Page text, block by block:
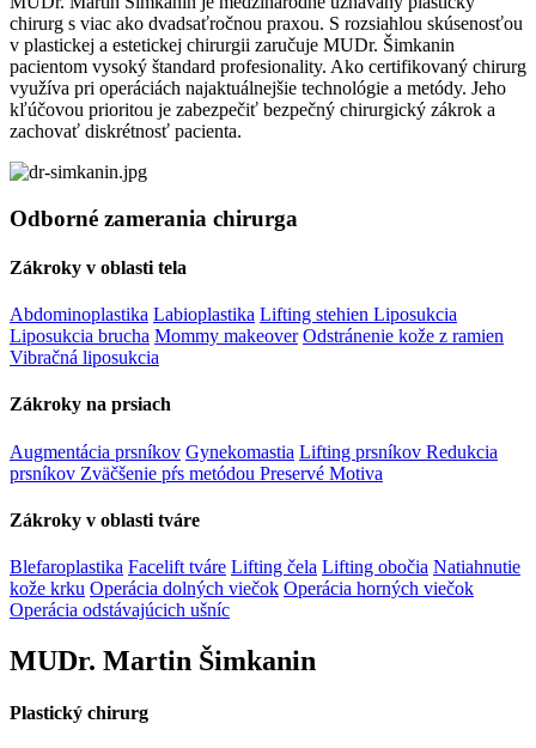
chirurg s viac ako dvadsaťročnou praxou. S rozsiahlou skúsenosťou
v plastickej a estetickej chirurgii zaručuje MUDr. Šimkanin
pacientom vysoký štandard profesionality. Ako certifikovaný chirurg
využíva pri operáciách najaktuálnejšie technológie a metódy. Jeho
kľúčovou prioritou je zabezpečiť bezpečný chirurgický zákrok a
zachovať diskrétnosť pacienta.
Odborné zamerania chirurga
Zákroky v oblasti tela
Abdominoplastika Labioplastika Lifting stehien Liposukcia
Liposukcia brucha Mommy makeover Odstránenie kože z ramien
Vibračná liposukcia
Zákroky na prsiach
Augmentácia prsníkov Gynekomastia Lifting prsníkov Redukcia
prsníkov Zväčšenie pŕs metódou Preservé Motiva
Zákroky v oblasti tváre
Blefaroplastika Facelift tváre Lifting čela Lifting obočia Natiahnutie
kože krku Operácia dolných viečok Operácia horných viečok
Operácia odstávajúcich ušníc
MUDr. Martin Šimkanin
Plastický chirurg